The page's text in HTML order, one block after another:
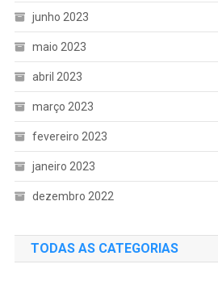
junho 2023
maio 2023
abril 2023
março 2023
fevereiro 2023
janeiro 2023
dezembro 2022
TODAS AS CATEGORIAS